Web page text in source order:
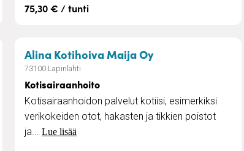
75,30 € / tunti
palvelut
Alina Kotihoiva Maija Oy– Kotisairaanhoito
73100 Lapinlahti
Kotisairaanhoito
Kotisairaanhoidon palvelut kotiisi, esimerkiksi
verikokeiden otot, hakasten ja tikkien poistot
ja... Lue lisää